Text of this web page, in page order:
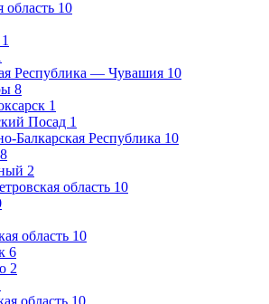
область 10
1
Республика — Чувашия 10
8
1
Посад 1
Балкарская Республика 10
8
2
область 10
область 10
6
2
область 10